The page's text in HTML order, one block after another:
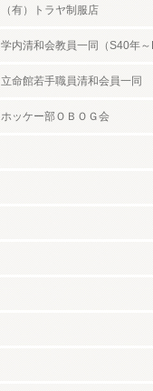
（有）トラヤ制服店
学内清和会教員一同（S40年
立命館若手職員清和会員一同
ホッケー部ＯＢＯＧ会